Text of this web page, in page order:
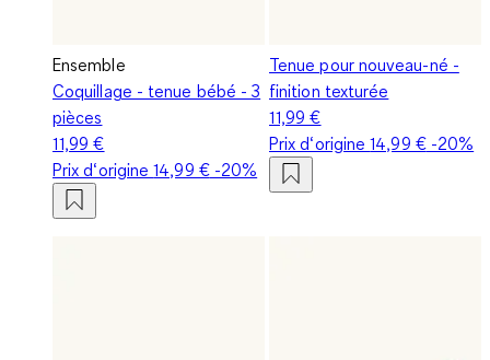
Ensemble
Coquillage - tenue bébé - 3
pièces
11,99 €
Prix d‘origine14,99 €-20%
Tenue pour nouveau-né -
finition texturée
11,99 €
Prix d‘origine14,99 €-20%